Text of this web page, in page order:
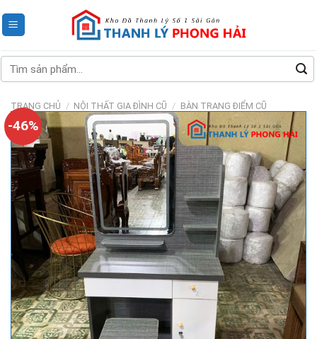
to
Tìm
kiếm:
TRANG CHỦ / NỘI THẤT GIA ĐÌNH CŨ / BÀN TRANG ĐIỂM CŨ
-46%